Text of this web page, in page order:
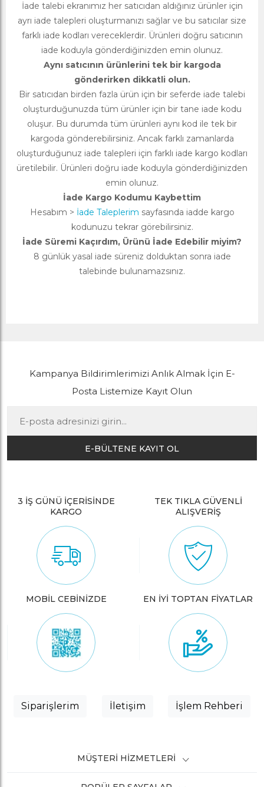
İade talebi ekranımız her satıcıdan aldığınız ürünler için
ayrı iade talepleri oluşturmanızı sağlar ve bu satıcılar size
farklı iade kodları vereceklerdir. Ürünleri doğru satıcının
iade koduyla gönderdiğinizden emin olunuz.
Aynı satıcının ürünlerini tek bir kargoda
gönderirken dikkatli olun.
Bir satıcıdan birden fazla ürün için bir seferde iade talebi
oluşturduğunuzda tüm ürünler için bir tane iade kodu
oluşur. Bu durumda tüm ürünleri aynı kod ile tek bir
kargoda gönderebilirsiniz. Ancak farklı zamanlarda
oluşturduğunuz iade talepleri için farklı iade kargo kodları
üretilebilir. Ürünleri doğru iade koduyla gönderdiğinizden
emin olunuz.
İade Kargo Kodumu Kaybettim
Hesabım > İade Taleplerim sayfasında iadde kargo
kodunuzu tekrar görebilirsiniz.
İade Süremi Kaçırdım, Ürünü İade Edebilir miyim?
8 günlük yasal iade süreniz dolduktan sonra iade
talebinde bulunamazsınız.
Kampanya Bildirimlerimizi Anlık Almak İçin E-
Posta Listemize Kayıt Olun
E-BÜLTENE KAYIT OL
3 İŞ GÜNÜ İÇERİSİNDE
KARGO
TEK TIKLA GÜVENLİ
ALIŞVERİŞ
MOBİL CEBİNİZDE EN İYİ TOPTAN FİYATLAR
Siparişlerim İletişim İşlem Rehberi
MÜŞTERI HIZMETLERI